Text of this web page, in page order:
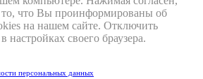
то, что Вы проинформированы об
на нашем сайте. Отключить
настройках своего браузера.
персональных данных